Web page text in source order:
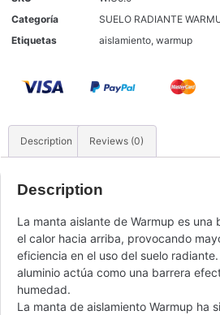
Categoría
SUELO RADIANTE
Etiquetas
aislamiento, warmup
Description Reviews (0)
Description
La manta aislante de Warmup es una
el calor hacia arriba, provocando
eficiencia en el uso del suelo
aluminio actúa como una barrera
humedad.
La manta de aislamiento Warmup ha